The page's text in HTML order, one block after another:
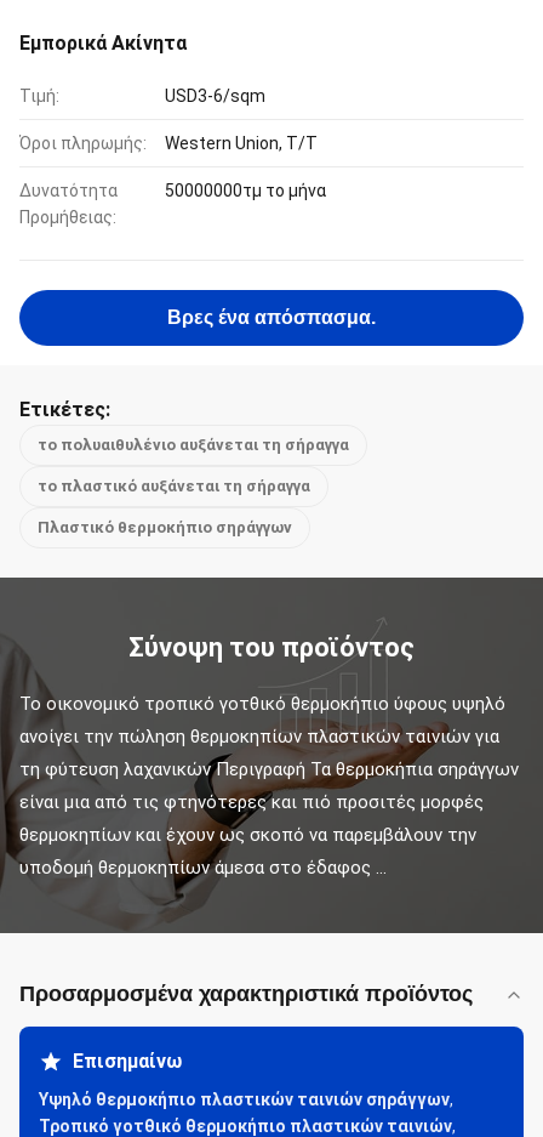
Εμπορικά Ακίνητα
Τιμή: USD3-6/sqm
Όροι πληρωμής: Western Union, T/T
Δυνατότητα
Προμήθειας:
50000000τμ το μήνα
Βρες ένα απόσπασμα.
Ετικέτες:
το πολυαιθυλένιο αυξάνεται τη σήραγγα
το πλαστικό αυξάνεται τη σήραγγα
Πλαστικό θερμοκήπιο σηράγγων
Σύνοψη του προϊόντος
Το οικονομικό τροπικό γοτθικό θερμοκήπιο ύφους υψηλό
ανοίγει την πώληση θερμοκηπίων πλαστικών ταινιών για
τη φύτευση λαχανικών Περιγραφή Τα θερμοκήπια σηράγγων
είναι μια από τις φτηνότερες και πιό προσιτές μορφές
θερμοκηπίων και έχουν ως σκοπό να παρεμβάλουν την
υποδομή θερμοκηπίων άμεσα στο έδαφος ...
Προσαρμοσμένα χαρακτηριστικά προϊόντος
Επισημαίνω
Υψηλό θερμοκήπιο πλαστικών ταινιών σηράγγων,
Τροπικό γοτθικό θερμοκήπιο πλαστικών ταινιών,